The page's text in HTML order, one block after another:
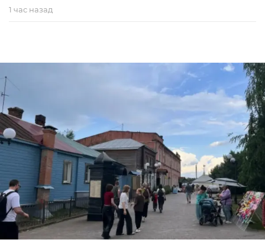
1 час назад